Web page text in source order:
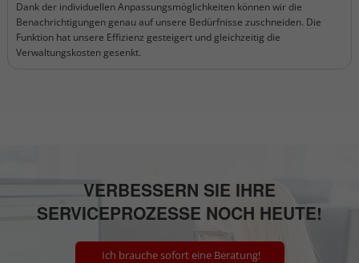
Dank der individuellen Anpassungsmöglichkeiten können wir die
Benachrichtigungen genau auf unsere Bedürfnisse zuschneiden. Die
Funktion hat unsere Effizienz gesteigert und gleichzeitig die
Verwaltungskosten gesenkt.
VERBESSERN SIE IHRE
SERVICEPROZESSE NOCH HEUTE!
Ich brauche sofort eine Beratung!